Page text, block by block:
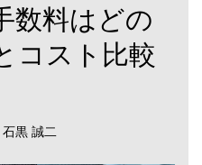
数料はどの
コスト比較
石黒 誠二